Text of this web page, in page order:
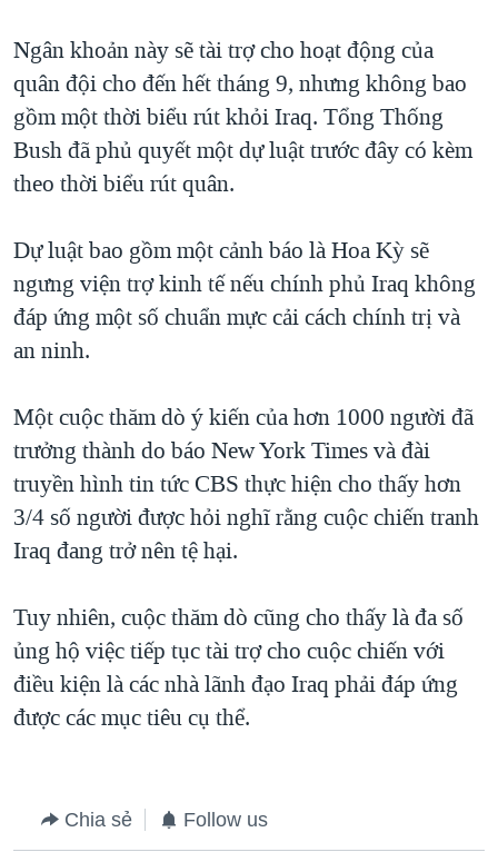
VĂN HOÁ
THỂ THAO
GIÁO DỤC
NGÀY TỊ NẠN THẾ GIỚI
TRỊNH VĨNH BÌNH - NGƯỜI HẠ 'BÊN THẮNG CUỘC'
GROUND ZERO – XƯA VÀ NAY
CHI PHÍ CHIẾN TRANH AFGHANISTAN
THƯỢNG ĐỈNH TRUMP-KIM TẠI VIỆT NAM
TRỊNH VĨNH BÌNH VS. CHÍNH PHỦ VIỆT NAM
NGƯ DÂN VIỆT VÀ LÀN SÓNG TRỘM HẢI SÂM
QUAN HỆ VIỆT MỸ
Ngôn ngữ khác
Ngân khoản này sẽ tài trợ cho hoạt động của
quân đội cho đến hết tháng 9, nhưng không bao
gồm một thời biểu rút khỏi Iraq. Tổng Thống
Bush đã phủ quyết một dự luật trước đây có kèm
theo thời biểu rút quân.
Dự luật bao gồm một cảnh báo là Hoa Kỳ sẽ
ngưng viện trợ kinh tế nếu chính phủ Iraq không
đáp ứng một số chuẩn mực cải cách chính trị và
an ninh.
Một cuộc thăm dò ý kiến của hơn 1000 người đã
trưởng thành do báo New York Times và đài
truyền hình tin tức CBS thực hiện cho thấy hơn
3/4 số người được hỏi nghĩ rằng cuộc chiến tranh
Iraq đang trở nên tệ hại.
Tuy nhiên, cuộc thăm dò cũng cho thấy là đa số
ủng hộ việc tiếp tục tài trợ cho cuộc chiến với
điều kiện là các nhà lãnh đạo Iraq phải đáp ứng
được các mục tiêu cụ thể.
Chia sẻ Follow us